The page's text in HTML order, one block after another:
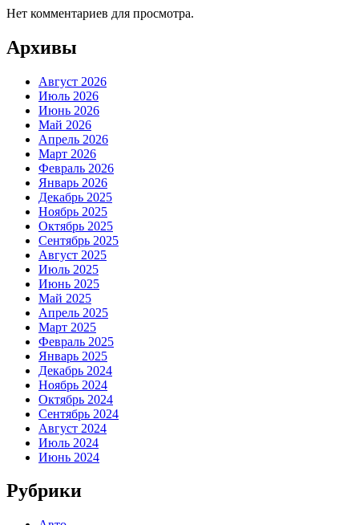
Нет комментариев для просмотра.
Архивы
Август 2026
Июль 2026
Июнь 2026
Май 2026
Апрель 2026
Март 2026
Февраль 2026
Январь 2026
Декабрь 2025
Ноябрь 2025
Октябрь 2025
Сентябрь 2025
Август 2025
Июль 2025
Июнь 2025
Май 2025
Апрель 2025
Март 2025
Февраль 2025
Январь 2025
Декабрь 2024
Ноябрь 2024
Октябрь 2024
Сентябрь 2024
Август 2024
Июль 2024
Июнь 2024
Рубрики